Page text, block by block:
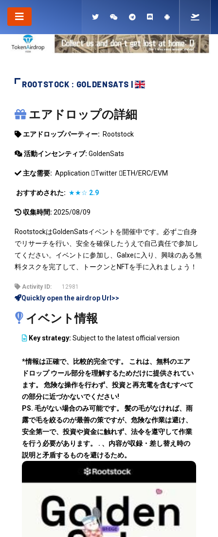
ROOTSTOCK : GOLDENSATS |
ROOTSTOCK
エアドロップの詳細
エアドロップパーティー: Rootstock
活動インセンティブ: GoldenSats
主な需要: Application Twitter ETH/ERC/EVM
おすすめされた: ★★☆ 2.9
収集時間: 2025/08/09
RootstockはGoldenSatsイベントを開催中です。必ずご自身
でリサーチを行い、安全を確保したうえで自己責任で参加し
てください。イベントに参加し、Galxeに入り、興味のある無
料タスクを完了して、トークンとNFTを手に入れましょう！
Activity ID: 12981
Quickly open the airdrop Url>>
イベント情報
Key strategy: Subject to the latest official version
*情報は正確で、比較的完全です。 これは、無料のエア
ドロップ ウール部分を理解するためだけに提供されてい
ます。 危険な操作を行わず、投資と再充電を含むすべて
の部分に近づかないでください!
PS. 毛がない場合のみ可能です。 髪の毛がなければ、雨
露で毛を絞るのが最善の策ですが、危険な作業は避け、
安全第一で、投資や資金に触れず、法令を遵守して作業
を行う必要があります。 . 、内容が収録・差し替え時の
説明と矛盾するものを避けるため。